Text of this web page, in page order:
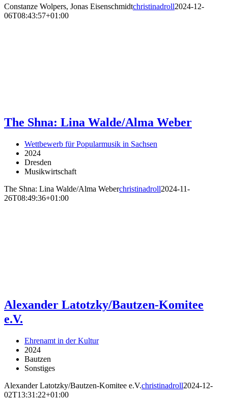
Constanze Wolpers, Jonas Eisenschmidtchristinadroll2024-12-
06T08:43:57+01:00
The Shna: Lina Walde/Alma Weber
Wettbewerb für Popularmusik in Sachsen
2024
Dresden
Musikwirtschaft
The Shna: Lina Walde/Alma Weberchristinadroll2024-11-
26T08:49:36+01:00
Alexander Latotzky/Bautzen-Komitee
e.V.
Ehrenamt in der Kultur
2024
Bautzen
Sonstiges
Alexander Latotzky/Bautzen-Komitee e.V.christinadroll2024-12-
02T13:31:22+01:00